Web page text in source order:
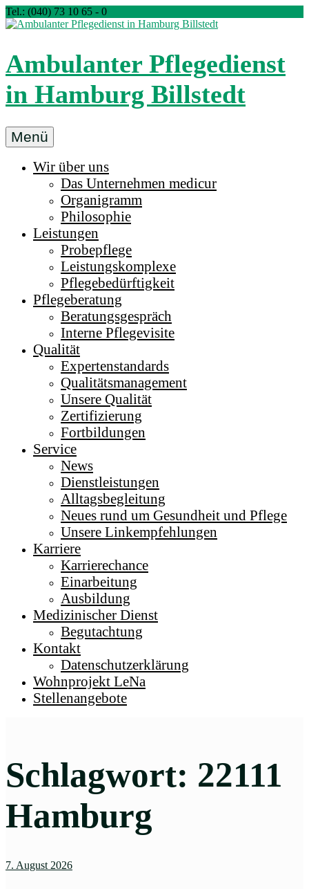
Zum
Inhalt
Tel.: (040) 73 10 65 - 0
Ambulanter Pflegedienst
in Hamburg Billstedt
Ambulanter
Pflegedienst
medicur
Billstedt
Hamburg
Menü
Wir über uns
Das Unternehmen medicur
Organigramm
Philosophie
Leistungen
Probepflege
Leistungskomplexe
Pflegebedürftigkeit
Pflegeberatung
Beratungsgespräch
Interne Pflegevisite
Qualität
Expertenstandards
Qualitätsmanagement
Unsere Qualität
Zertifizierung
Fortbildungen
Service
News
Dienstleistungen
Alltagsbegleitung
Neues rund um Gesundheit und Pflege
Unsere Linkempfehlungen
Karriere
Karrierechance
Einarbeitung
Ausbildung
Medizinischer Dienst
Begutachtung
Kontakt
Datenschutzerklärung
Wohnprojekt LeNa
Stellenangebote
Schlagwort: 22111
Hamburg
7. August 2026